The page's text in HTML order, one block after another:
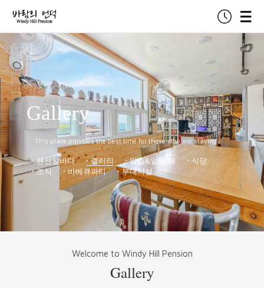
Gallery
This place provides the best time for those who are staying
펜션앞바다 갤러리 일출&일몰 뷰
식당
조식
바베큐파티 부대시설
Welcome to Windy Hill Pension
Gallery